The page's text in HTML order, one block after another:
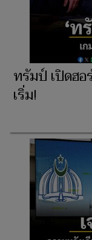
ทรัมป์ เปิดฮอ
เริ่ม!